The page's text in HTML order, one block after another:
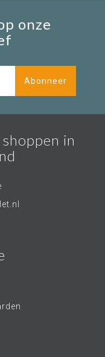
onze
Abonneer
in